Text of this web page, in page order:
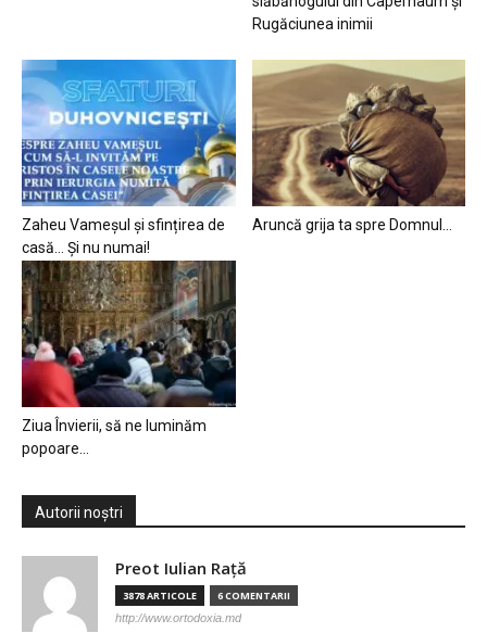
Rugăciunea inimii
Zaheu Vameșul și sfințirea de
casă… Și nu numai!
Aruncă grija ta spre Domnul…
Ziua Învierii, să ne luminăm
popoare…
Autorii noștri
Preot Iulian Raţă
3878 ARTICOLE 6 COMENTARII
http://www.ortodoxia.md